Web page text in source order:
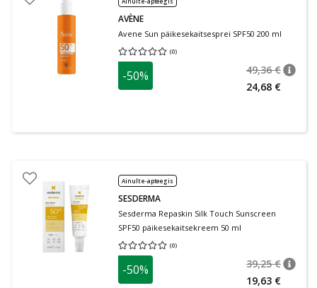
AVÈNE
Avene Sun päikesekaitsesprei SPF50 200 ml
(0)
Keskmine hinnang 0.00
-50% 49,36 €
24,68 €
Ainult e-apteegis
SESDERMA
Sesderma Repaskin Silk Touch Sunscreen
SPF50 päikesekaitsekreem 50 ml
(0)
Keskmine hinnang 0.00
-50% 39,25 €
19,63 €